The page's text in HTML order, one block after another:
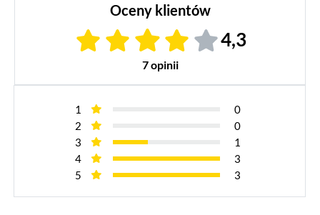
Oceny klientów
4,3
7 opinii
1
0
2
0
3
1
4
3
5
3